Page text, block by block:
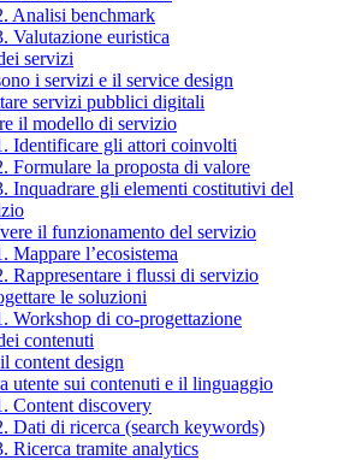
Analisi benchmark
Valutazione euristica
servizi
i servizi e il service design
servizi pubblici digitali
il modello di servizio
Identificare gli attori coinvolti
Formulare la proposta di valore
Inquadrare gli elementi costitutivi del
il funzionamento del servizio
Mappare l’ecosistema
Rappresentare i flussi di servizio
le soluzioni
Workshop di co-progettazione
contenuti
content design
utente sui contenuti e il linguaggio
Content discovery
Dati di ricerca (search keywords)
Ricerca tramite analytics